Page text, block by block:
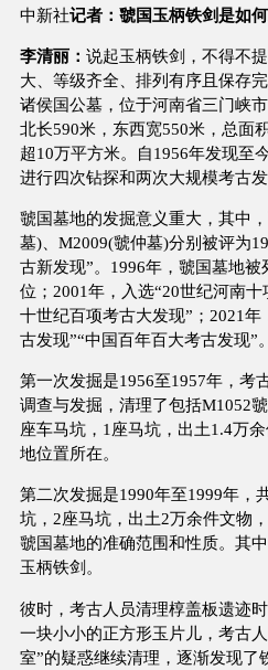
中新社记者：虢国玉柄铁剑是如
李清丽： 说起玉柄铁剑，不得不
大、等级齐全、排列有序且保存
诸侯国公墓，位于河南省三门峡
北长590米，东西宽550米，总面
超10万平方米。自1956年发现至
进行四次钻探和两次大规模考古发
虢国墓地的发掘意义重大，其中
墓)、M2009(虢仲墓)分别被评为
古新发现”。1996年，虢国墓地
位；2001年，入选“20世纪河南
十世纪百项考古大发现”；2021
古发现”“中国百年百大考古发现”。
第一次发掘是1956至1957年，考
调查与发掘，清理了包括M1052
座车马坑，1座马坑，出土1.4万
地位置所在。
第二次发掘是1990年至1999年，
坑，2座马坑，出土2万余件文物
虢国墓地的准确范围和性质。其
玉柄铁剑。
彼时，考古人员清理椁盖板遗迹
一块小小的正方形玉片儿，考古
室”的疑惑继续清理，逐渐发现了